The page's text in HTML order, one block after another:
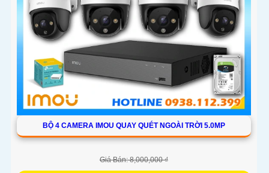
BỘ 4 CAMERA IMOU QUAY QUÉT NGOÀI TRỜI 5.0MP
Giá Bán: 8,000,000 ₫